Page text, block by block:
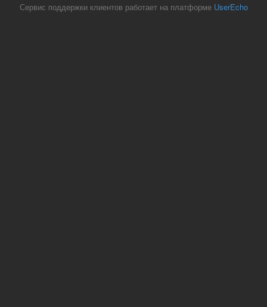
Сервис поддержки клиентов работает на платформе UserEcho